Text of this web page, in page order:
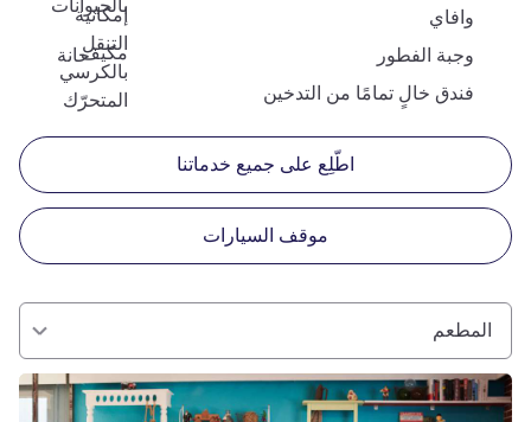
بالحيوانات
إمكانية
التنقل
بالكرسي
المتحرّك
وافاي
مكيف
وجبة الفطور
حانة
فندق خالٍ تمامًا من التدخين
اطّلِع على جميع خدماتنا
موقف السيارات
المطعم
راجع التفاصيل